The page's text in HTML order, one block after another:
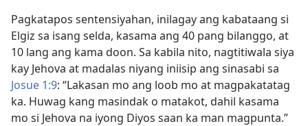
Pagkatapos sentensiyahan, inilagay ang kabataang si
Elgiz sa isang selda, kasama ang 40 pang bilanggo, at
10 lang ang kama doon. Sa kabila nito, nagtitiwala siya
kay Jehova at madalas niyang iniisip ang sinasabi sa
Josue 1:9: “Lakasan mo ang loob mo at magpakatatag
ka. Huwag kang masindak o matakot, dahil kasama
mo si Jehova na iyong Diyos saan ka man magpunta.”